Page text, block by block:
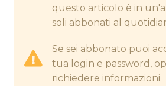
questo articolo è in
soli abbonati al
Se sei abbonato puoi
tua login e password,
richiedere informazioni